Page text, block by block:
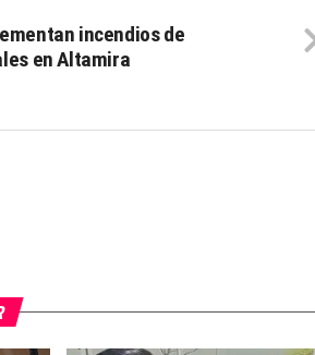
incendios de
en Altamira